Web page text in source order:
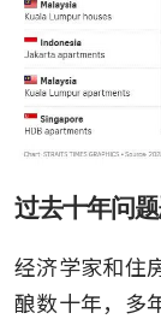
过去十年问
经济学家和住
酿数十年，多